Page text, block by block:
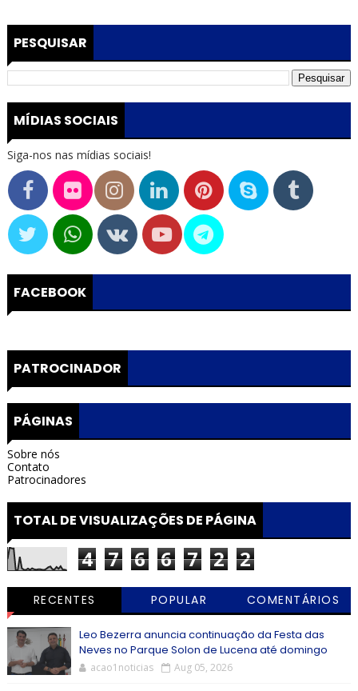
PESQUISAR
MÍDIAS SOCIAIS
Siga-nos nas mídias sociais!
FACEBOOK
PATROCINADOR
PÁGINAS
Sobre nós
Contato
Patrocinadores
TOTAL DE VISUALIZAÇÕES DE PÁGINA
4 7 6 6 7 2 2
RECENTES POPULAR COMENTÁRIOS
Leo Bezerra anuncia continuação da Festa das
Neves no Parque Solon de Lucena até domingo
acao1noticias Aug 05, 2026